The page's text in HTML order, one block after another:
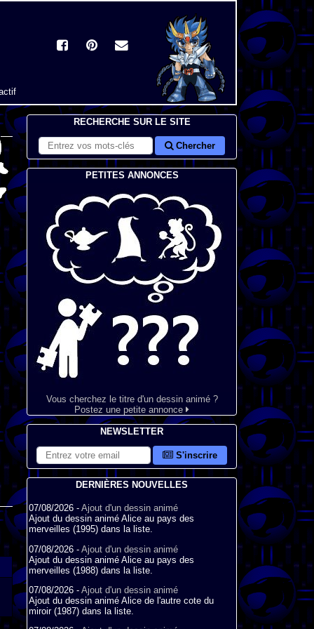
RECHERCHE SUR LE SITE
Chercher
PETITES ANNONCES
Vous cherchez le titre d'un dessin animé ?
Postez une petite annonce
NEWSLETTER
S'inscrire
DERNIÈRES NOUVELLES
07/08/2026 - Ajout d'un dessin animé
Ajout du dessin animé Alice au pays des
merveilles (1995) dans la liste.
07/08/2026 - Ajout d'un dessin animé
Ajout du dessin animé Alice au pays des
merveilles (1988) dans la liste.
07/08/2026 - Ajout d'un dessin animé
Ajout du dessin animé Alice de l'autre cote du
miroir (1987) dans la liste.